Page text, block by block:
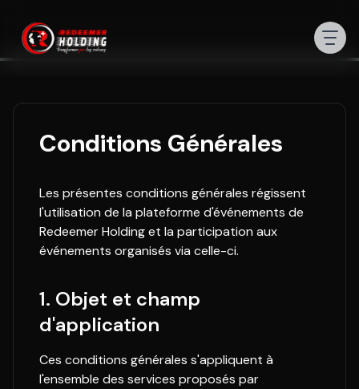
Conditions Générales
Les présentes conditions générales régissent
l'utilisation de la plateforme d'événements de
Redeemer Holding et la participation aux
événements organisés via celle-ci.
1. Objet et champ
d'application
Ces conditions générales s'appliquent à
l'ensemble des services proposés par